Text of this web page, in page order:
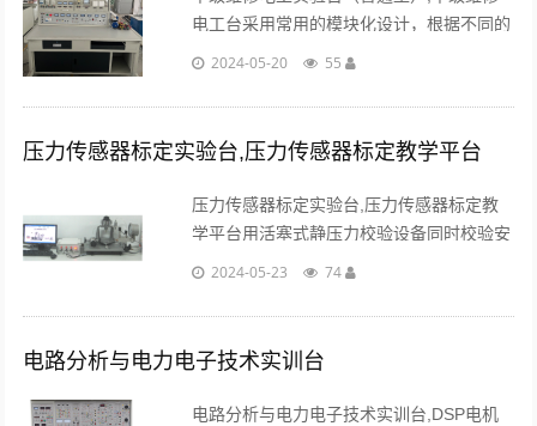
电工台采用常用的模块化设计，根据不同的
实训考核内容配置相应的实训模块，实训方
2024-05-20 55
压力传感器标定实验台,压力传感器标定教学平台
压力传感器标定实验台,压力传感器标定教
学平台用活塞式静压力校验设备同时校验安
装在同一压力腔室的工业用远传压力表、压
发生装置产生交变压力信号。...
2024-05-23 74
电路分析与电力电子技术实训台
电路分析与电力电子技术实训台,DSP电机